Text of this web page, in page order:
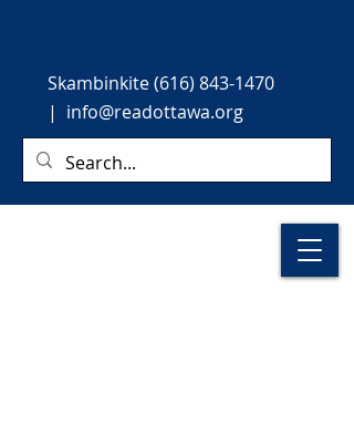
Skambinkite(616) 843-1470
| info@readottawa.org